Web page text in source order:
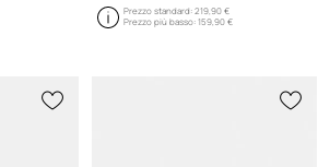
Prezzo standard:219,90 €
Prezzo più basso:159,90 €